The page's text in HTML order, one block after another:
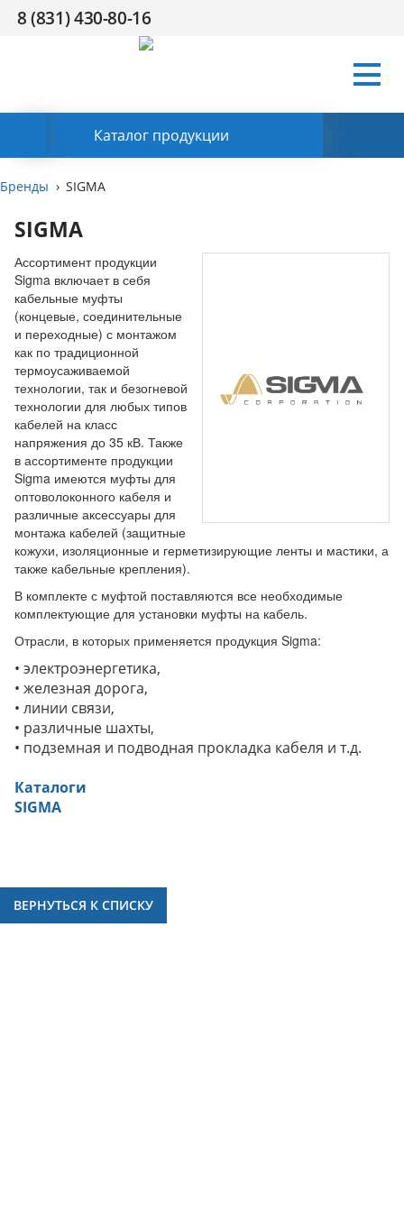
8 (831) 430-80-16
Каталог продукции
Компания СертификатыПоддержкаHRКонтакты
Бренды SIGMA
SIGMA
Ассортимент продукции
Sigma включает в себя
кабельные муфты
(концевые, соединительные
и переходные) с монтажом
как по традиционной
термоусаживаемой
технологии, так и безогневой
технологии для любых типов
кабелей на класс
напряжения до 35 кВ. Также
в ассортименте продукции
Sigma имеются муфты для
оптоволоконного кабеля и
различные аксессуары для
монтажа кабелей (защитные
кожухи, изоляционные и герметизирующие ленты и мастики, а
также кабельные крепления).
В комплекте с муфтой поставляются все необходимые
комплектующие для установки муфты на кабель.
Отрасли, в которых применяется продукция Sigma:
• электроэнергетика,
• железная дорога,
• линии связи,
• различные шахты,
• подземная и подводная прокладка кабеля и т.д.
Каталоги
SIGMA
ВЕРНУТЬСЯ К СПИСКУ